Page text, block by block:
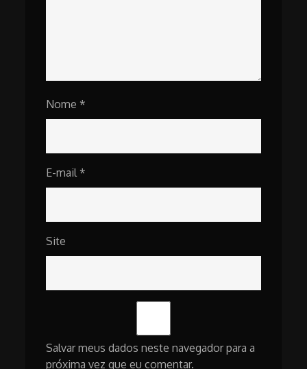
Nome *
E-mail *
Site
Salvar meus dados neste navegador para a
próxima vez que eu comentar.